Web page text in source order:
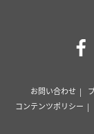
お問い合わせ
コンテンツポリシー